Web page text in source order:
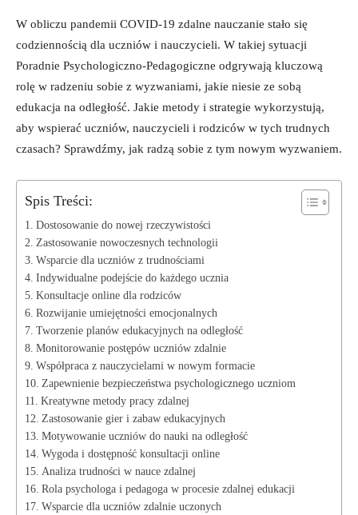
W obliczu pandemii COVID-19⁣ zdalne nauczanie stało się‍
codziennością dla‌ uczniów i⁤ nauczycieli. W⁢ takiej sytuacji ​
Poradnie Psychologiczno-Pedagogiczne odgrywają kluczową
rolę w radzeniu sobie⁤ z wyzwaniami, jakie niesie ze​ sobą
‍edukacja na odległość. Jakie metody ⁣i strategie wykorzystują,
aby wspierać uczniów, nauczycieli i rodziców w tych‌ trudnych
czasach? Sprawdźmy, jak‌ radzą sobie z tym nowym wyzwaniem.
Spis Treści:
Dostosowanie do nowej rzeczywistości
Zastosowanie nowoczesnych ​technologii
Wsparcie dla ⁢uczniów z trudnościami
Indywidualne podejście​ do każdego ucznia
Konsultacje online dla rodziców
Rozwijanie umiejętności emocjonalnych
Tworzenie‌ planów edukacyjnych na odległość
Monitorowanie postępów uczniów zdalnie
Współpraca z nauczycielami w nowym formacie
Zapewnienie⁣ bezpieczeństwa ⁣psychologicznego uczniom
Kreatywne metody pracy⁢ zdalnej
Zastosowanie​ gier i zabaw ⁣edukacyjnych
Motywowanie uczniów‌ do nauki na​ odległość
Wygoda‍ i dostępność konsultacji online
Analiza trudności‌ w nauce​ zdalnej
Rola psychologa‍ i pedagoga w‍ procesie zdalnej edukacji
Wsparcie ​dla ​uczniów⁢ zdalnie uczonych